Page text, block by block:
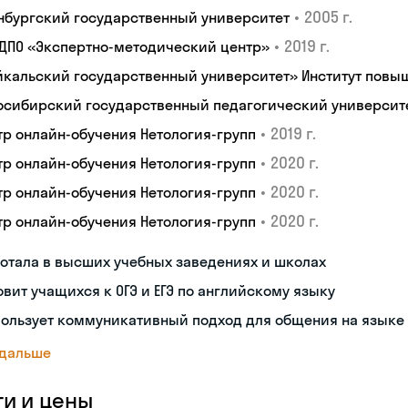
государственный университет • 2005 г.
«Экспертно-методический центр» • 2019 г.
государственный университет» Институт
государственный педагогический
онлайн-обучения Нетология-групп • 2019 г.
онлайн-обучения Нетология-групп • 2020 г.
онлайн-обучения Нетология-групп • 2020 г.
онлайн-обучения Нетология-групп • 2020 г.
в высших учебных заведениях и школах
учащихся к ОГЭ и ЕГЭ по английскому языку
коммуникативный подход для общения на языке
и цены